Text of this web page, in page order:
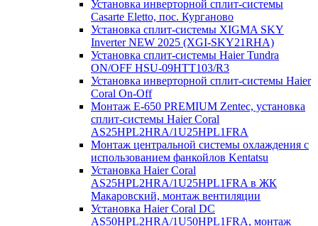
Установка инверторной сплит-системы
Casarte Eletto, пос. Курганово
Установка сплит-системы XIGMA SKY
Inverter NEW 2025 (XGI-SKY21RHA)
Установка сплит-системы Haier Tundra
ON/OFF HSU-09HTT103/R3
Установка инверторной сплит-системы Haier
Coral On-Off
Монтаж E-650 PREMIUM Zentec, установка
сплит-системы Haier Coral
AS25HPL2HRA/1U25HPL1FRA
Монтаж центральной системы охлаждения с
использованием фанкойлов Kentatsu
Установка Haier Coral
AS25HPL2HRA/1U25HPL1FRA в ЖК
Макаровский, монтаж вентиляции
Установка Haier Coral DC
AS50HPL2HRA/1U50HPL1FRA, монтаж